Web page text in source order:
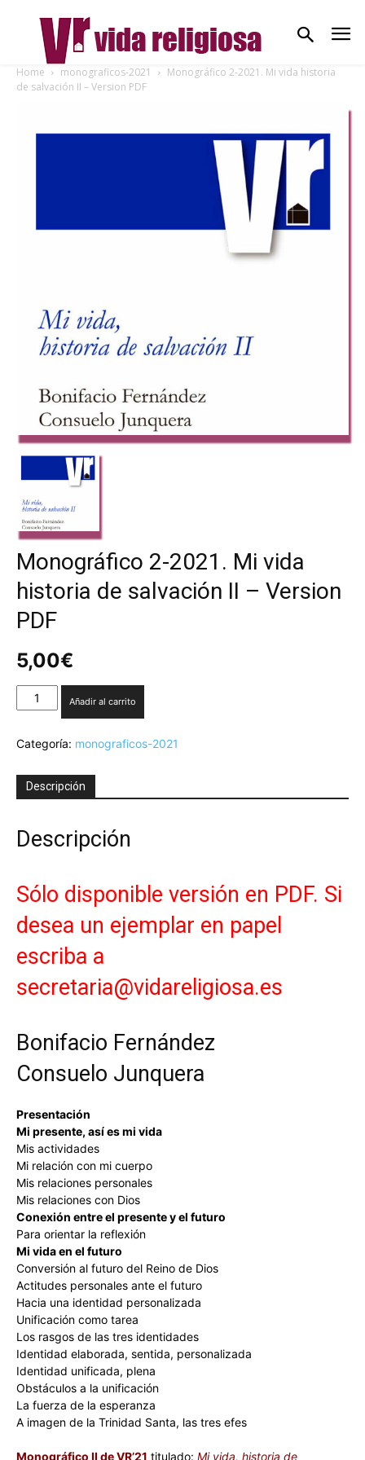
Home monograficos-2021
Monográfico 2-2021. Mi vida historia
de salvación II – Version PDF
Monográfico 2-2021. Mi vida
historia de salvación II – Version
PDF
5,00€
Monográfico
2-
Mi
historia
II
-
cantidad
Añadir al carrito
Categoría: monograficos-2021
Descripción
Descripción
Sólo disponible versión en PDF. Si
desea un ejemplar en papel
escriba a
secretaria@vidareligiosa.es
Bonifacio Fernández
Consuelo Junquera
Presentación
Mi presente, así es mi vida
Mis actividades
Mi relación con mi cuerpo
Mis relaciones personales
Mis relaciones con Dios
Conexión entre el presente y el futuro
Para orientar la reflexión
Mi vida en el futuro
Conversión al futuro del Reino de Dios
Actitudes personales ante el futuro
Hacia una identidad personalizada
Unificación como tarea
Los rasgos de las tres identidades
Identidad elaborada, sentida, personalizada
Identidad unificada, plena
Obstáculos a la unificación
La fuerza de la esperanza
A imagen de la Trinidad Santa, las tres efes
Monográfico II de VR’21 titulado: Mi vida, historia de